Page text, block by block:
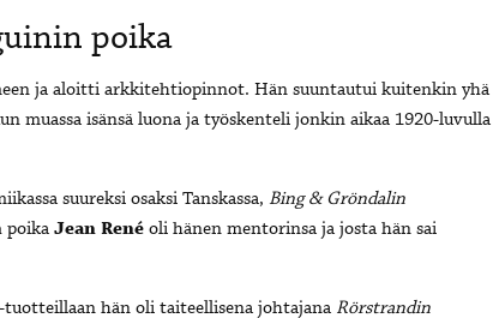
poika
ja aloitti arkkitehtiopinnot. Hän suuntautui kuitenkin yhä
muassa isänsä luona ja työskenteli jonkin aikaa 1920-luvulla
suureksi osaksi Tanskassa, Bing & Gröndalin
poika Jean René oli hänen mentorinsa ja josta hän sai
-tuotteillaan hän oli taiteellisena johtajana Rörstrandin